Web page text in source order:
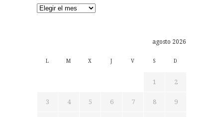
Archivos
agosto 2026
L M X J V S D
1 2
3 4 5 6 7 8 9